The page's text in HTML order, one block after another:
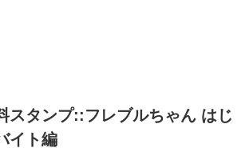
スタンプ::フレブルちゃん はじ
イト編